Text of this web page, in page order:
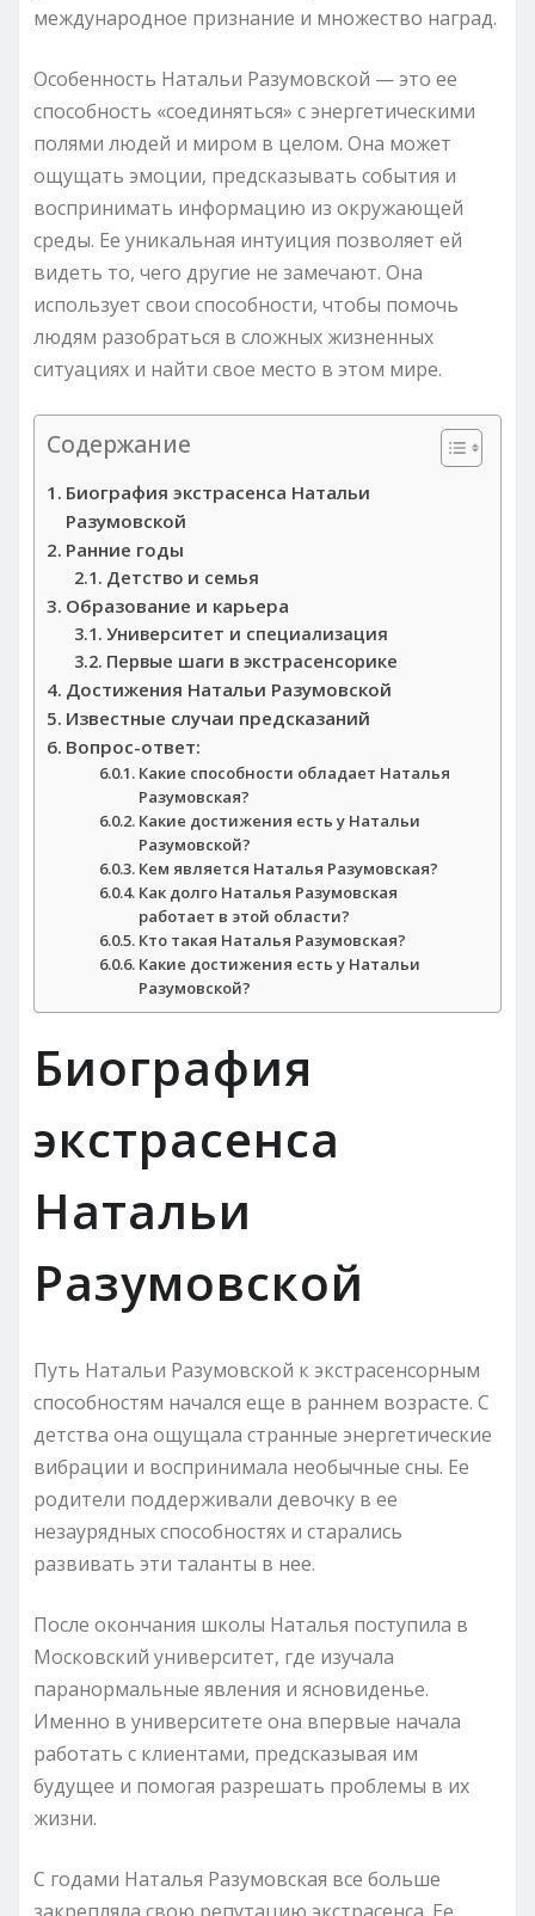
международное признание и множество наград.
Особенность Натальи Разумовской — это ее
способность «соединяться» с энергетическими
полями людей и миром в целом. Она может
ощущать эмоции, предсказывать события и
воспринимать информацию из окружающей
среды. Ее уникальная интуиция позволяет ей
видеть то, чего другие не замечают. Она
использует свои способности, чтобы помочь
людям разобраться в сложных жизненных
ситуациях и найти свое место в этом мире.
Содержание
Биография экстрасенса Натальи
Разумовской
Ранние годы
Детство и семья
Образование и карьера
Университет и специализация
Первые шаги в экстрасенсорике
Достижения Натальи Разумовской
Известные случаи предсказаний
Вопрос-ответ:
Какие способности обладает Наталья
Разумовская?
Какие достижения есть у Натальи
Разумовской?
Кем является Наталья Разумовская?
Как долго Наталья Разумовская
работает в этой области?
Кто такая Наталья Разумовская?
Какие достижения есть у Натальи
Разумовской?
Биография
экстрасенса
Натальи
Разумовской
Путь Натальи Разумовской к экстрасенсорным
способностям начался еще в раннем возрасте. С
детства она ощущала странные энергетические
вибрации и воспринимала необычные сны. Ее
родители поддерживали девочку в ее
незаурядных способностях и старались
развивать эти таланты в нее.
После окончания школы Наталья поступила в
Московский университет, где изучала
паранормальные явления и ясновиденье.
Именно в университете она впервые начала
работать с клиентами, предсказывая им
будущее и помогая разрешать проблемы в их
жизни.
С годами Наталья Разумовская все больше